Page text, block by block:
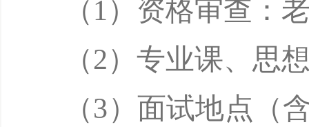
（1）资格审查：
（2）专业课、思
（3）面试地点（